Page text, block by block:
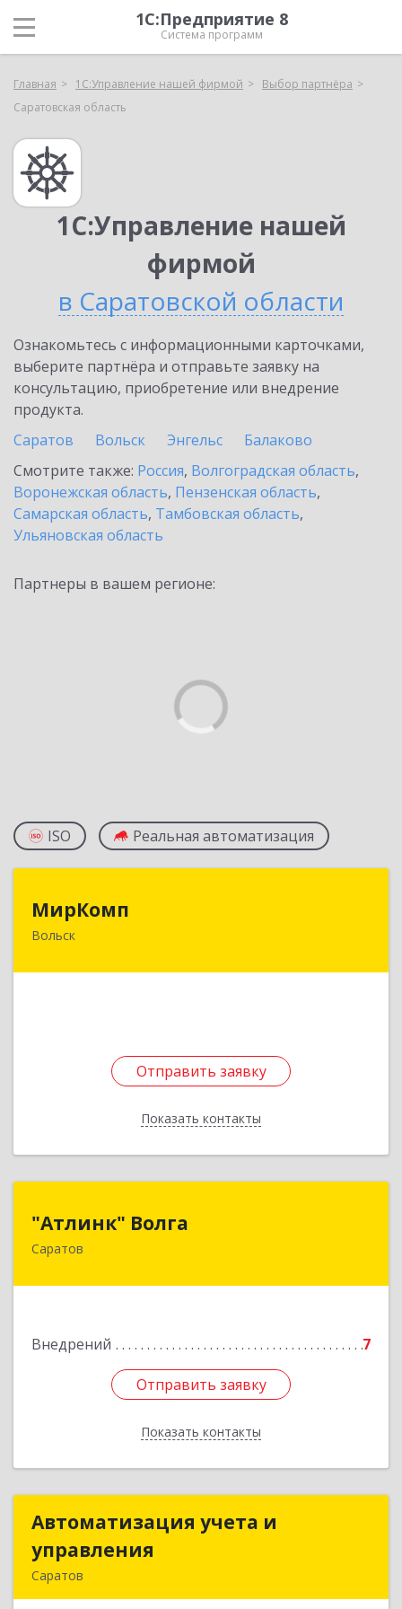
1С:Предприятие 8
Система программ
Главная 1С:Управление нашей фирмой
Выбор партнёра
Саратовская область
1С:Управление нашей
фирмой
в Саратовской области
Ознакомьтесь с информационными карточками,
выберите партнёра и отправьте заявку на
консультацию, приобретение или внедрение
продукта.
Саратов
Вольск Энгельс
Балаково
Смотрите также: Россия, Волгоградская область,
Воронежская область, Пензенская область,
Самарская область, Тамбовская область,
Ульяновская область
Партнеры в вашем регионе:
ISO Реальная автоматизация
МирКомп
Вольск
Отправить заявку
Показать контакты
Отправить заявку
Назад
"Атлинк" Волга
Саратов
Внедрений 7
Отправить заявку
Показать контакты
Отправить заявку
Назад
Автоматизация учета и
управления
Саратов
Автоматизация учета и